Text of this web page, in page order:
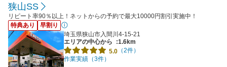
狭山SS
リピート率90％以上！ネットからの予約で最大10000円割引実施中！
特典あり
早割り
埼玉県狭山市入間川4-15-21
エリアの中心から
:1.6km
5.0 （2件）
作業実績（3件）